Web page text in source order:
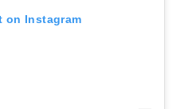
on Instagram